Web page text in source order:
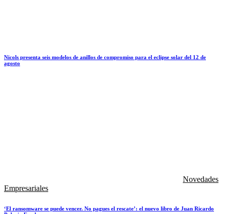
Nicols presenta seis modelos de anillos de compromiso para el eclipse solar del 12 de
agosto
Novedades
Empresariales
‘El ransomware se puede vencer. No pagues el rescate’: el nuevo libro de Juan Ricardo